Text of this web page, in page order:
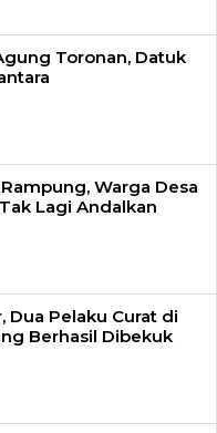
Toronan, Datuk
Warga Desa
Lagi Andalkan
Dua Pelaku Curat di
Berhasil Dibekuk